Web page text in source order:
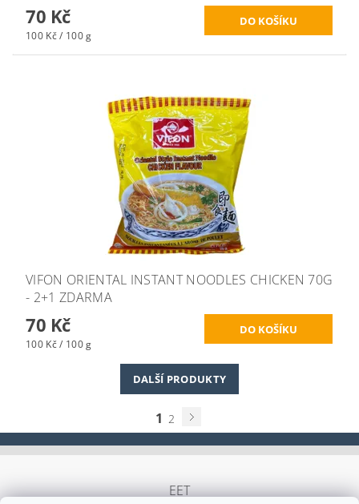
70 Kč
100 Kč / 100 g
VIFON ORIENTAL INSTANT NOODLES CHICKEN 70G
- 2+1 ZDARMA
70 Kč
100 Kč / 100 g
DALŠÍ PRODUKTY
1 2
EET